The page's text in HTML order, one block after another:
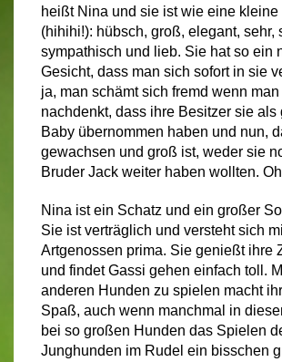
heißt Nina und sie ist wie eine kleine
(hihihi!): hübsch, groß, elegant, sehr,
sympathisch und lieb. Sie hat so ein
Gesicht, dass man sich sofort in sie
ja, man schämt sich fremd wenn
nachdenkt, dass ihre Besitzer sie als
Baby übernommen haben und nun,
gewachsen und groß ist, weder sie
Bruder Jack weiter haben wollten.
Nina ist ein Schatz und ein großer
Sie ist verträglich und versteht sich
Artgenossen prima. Sie genießt ihre
und findet Gassi gehen einfach toll.
anderen Hunden zu spielen macht
Spaß, auch wenn manchmal in
bei so großen Hunden das Spielen
Junghunden im Rudel ein bisschen